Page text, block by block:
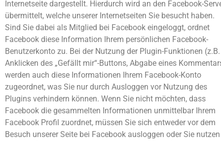
Internetseite dargestellt. Hierdurch wird an den Facebook-
übermittelt, welche unserer Internetseiten Sie besucht haben.
Sind Sie dabei als Mitglied bei Facebook eingeloggt, ordnet
Facebook diese Information Ihrem persönlichen Facebook-
Benutzerkonto zu. Bei der Nutzung der Plugin-Funktionen (z.B.
Anklicken des „Gefällt mir“-Buttons, Abgabe eines
werden auch diese Informationen Ihrem Facebook-Konto
zugeordnet, was Sie nur durch Ausloggen vor Nutzung des
Plugins verhindern können. Wenn Sie nicht möchten, dass
Facebook die gesammelten Informationen unmittelbar Ihrem
Facebook Profil zuordnet, müssen Sie sich entweder vor dem
Besuch unserer Seite bei Facebook ausloggen oder Sie nutzen